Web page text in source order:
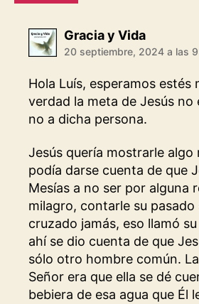
Gracia y Vidadice:
20 septiembre, 2024 a las
Hola Luís, esperamos estés
verdad la meta de Jesús no
no a dicha persona.
Jesús quería mostrarle algo
podía darse cuenta de que
Mesías a no ser por alguna
milagro, contarle su pasado
cruzado jamás, eso llamó
ahí se dio cuenta de que
sólo otro hombre común.
Señor era que ella se dé
bebiera de esa agua que Él